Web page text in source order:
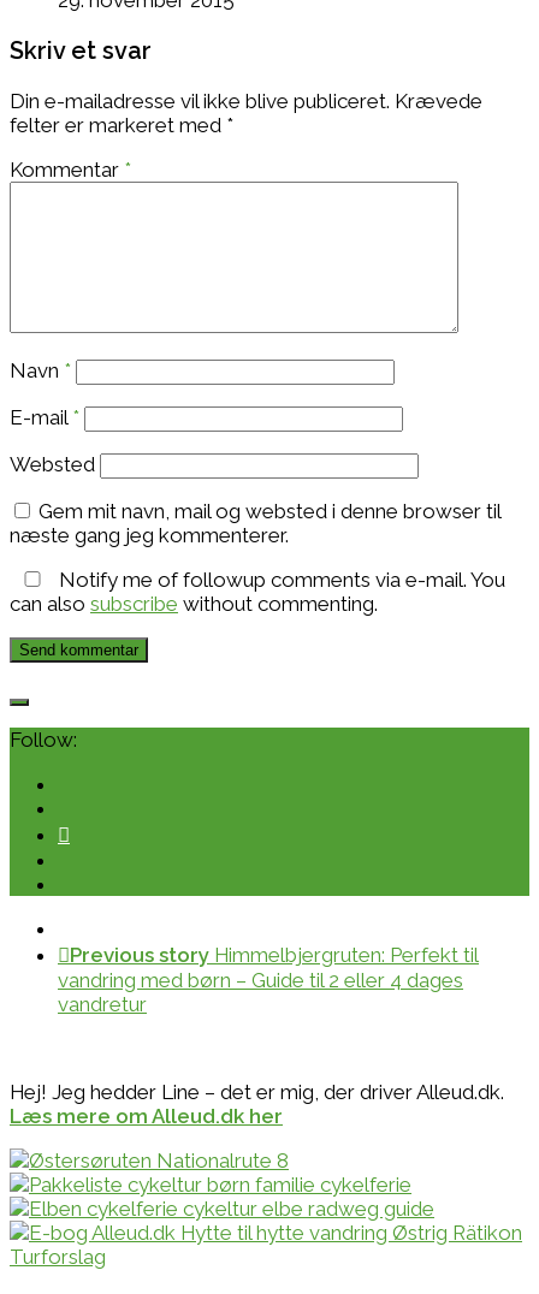
Skriv et svar
Din e-mailadresse vil ikke blive publiceret. Krævede
felter er markeret med *
Kommentar *
Navn *
E-mail *
Websted
Gem mit navn, mail og websted i denne browser til
næste gang jeg kommenterer.
Notify me of followup comments via e-mail. You
can also subscribe without commenting.
Follow:
Previous story Himmelbjergruten: Perfekt til
vandring med børn – Guide til 2 eller 4 dages
vandretur
Hej! Jeg hedder Line – det er mig, der driver Alleud.dk.
Læs mere om Alleud.dk her